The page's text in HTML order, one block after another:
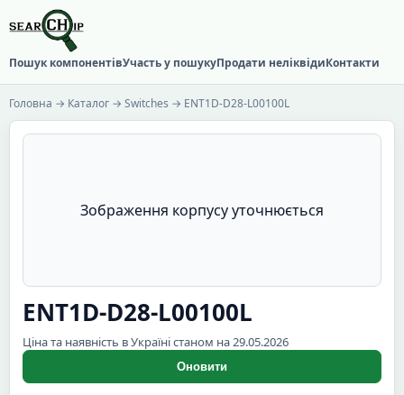
Пошук компонентівУчасть у пошукуПродати неліквідиКонтакти
Головна → Каталог → Switches → ENT1D-D28-L00100L
Зображення корпусу уточнюється
ENT1D-D28-L00100L
Ціна та наявність в Україні станом на 29.05.2026
Оновити